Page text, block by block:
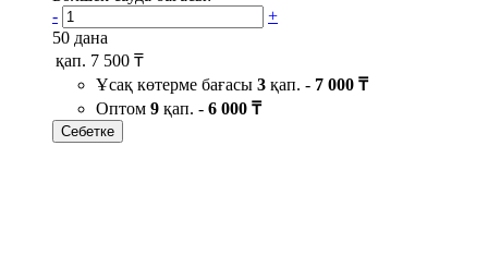
-
+
50 дана
қап. 7 500 ₸
Ұсақ көтерме бағасы 3 қап. - 7 000 ₸
Оптом 9 қап. - 6 000 ₸
Себетке